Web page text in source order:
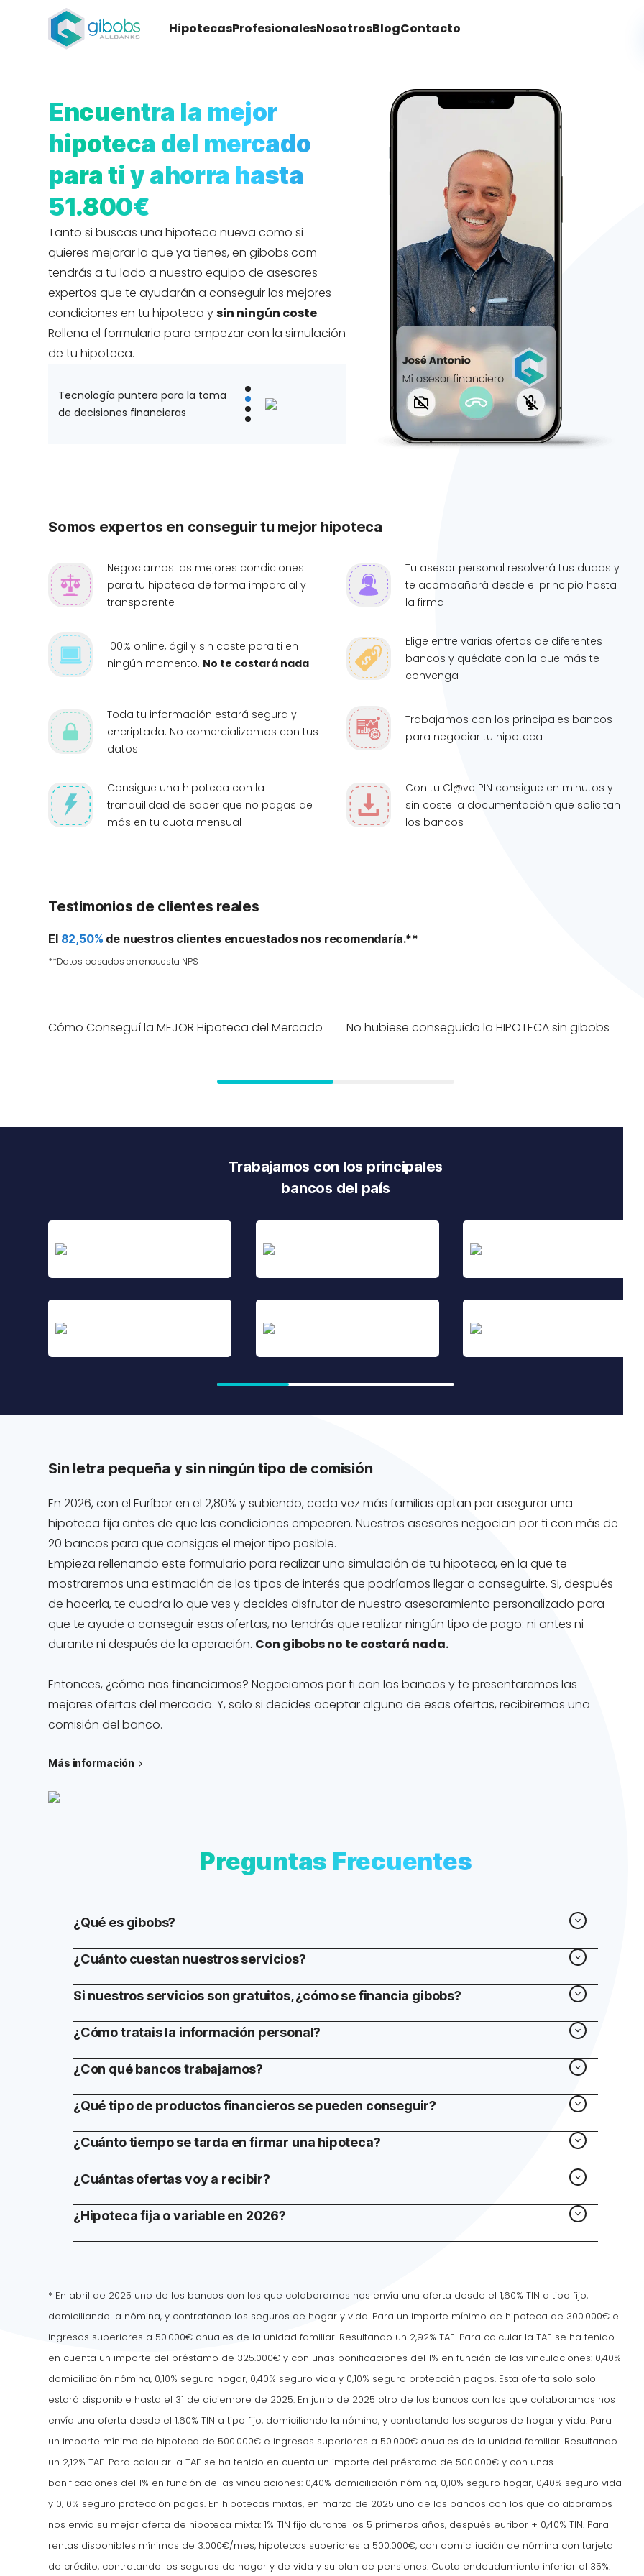
HipotecasProfesionalesNosotrosBlogContacto
Encuentra la mejor
hipoteca del mercado
para ti y ahorra hasta
51.800€
Tanto si buscas una hipoteca nueva como si
quieres mejorar la que ya tienes, en gibobs.com
tendrás a tu lado a nuestro equipo de asesores
expertos que te ayudarán a conseguir las mejores
condiciones en tu hipoteca ysin ningún coste.
Rellena el formulario para empezar con la simulación
de tu hipoteca.
Tecnología puntera para la toma
de decisiones financieras
Somos expertos en conseguir tu mejor hipoteca
Negociamos las mejores condiciones
para tu hipoteca de forma imparcial y
transparente
Tu asesor personal resolverá tus dudas y
te acompañará desde el principio hasta
la firma
100% online, ágil y sin coste para ti en
ningún momento. No te costará nada
Elige entre varias ofertas de diferentes
bancos y quédate con la que más te
convenga
Toda tu información estará segura y
encriptada. No comercializamos con tus
datos
Trabajamos con los principales bancos
para negociar tu hipoteca
Consigue una hipoteca con la
tranquilidad de saber que no pagas de
más en tu cuota mensual
Con tu Cl@ve PIN consigue en minutos y
sin coste la documentación que solicitan
los bancos
Testimonios de clientes reales
El 82,50% de nuestros clientes encuestados nos recomendaría.**
**Datos basados en encuesta NPS
Cómo Conseguí la MEJOR Hipoteca del Mercado No hubiese conseguido la HIPOTECA sin gibobs
Trabajamos con los principales
bancos del país
Sin letra pequeña y sin ningún tipo de comisión
En 2026, con el Euríbor en el 2,80% y subiendo, cada vez más familias optan por asegurar una
hipoteca fija antes de que las condiciones empeoren. Nuestros asesores negocian por ti con más de
20 bancos para que consigas el mejor tipo posible.
Empieza rellenando este formulario para realizar una simulación de tu hipoteca, en la que te
mostraremos una estimación de los tipos de interés que podríamos llegar a conseguirte. Si, después
de hacerla, te cuadra lo que ves y decides disfrutar de nuestro asesoramiento personalizado para
que te ayude a conseguir esas ofertas, no tendrás que realizar ningún tipo de pago: ni antes ni
durante ni después de la operación. Con gibobs no te costará nada.
Entonces, ¿cómo nos financiamos? Negociamos por ti con los bancos y te presentaremos las
mejores ofertas del mercado. Y, solo si decides aceptar alguna de esas ofertas, recibiremos una
comisión del banco.
Más información
Preguntas Frecuentes
¿Qué es gibobs?
¿Cuánto cuestan nuestros servicios?
Si nuestros servicios son gratuitos, ¿cómo se financia gibobs?
¿Cómo tratais la información personal?
¿Con qué bancos trabajamos?
¿Qué tipo de productos financieros se pueden conseguir?
¿Cuánto tiempo se tarda en firmar una hipoteca?
¿Cuántas ofertas voy a recibir?
¿Hipoteca fija o variable en 2026?
* En abril de 2025 uno de los bancos con los que colaboramos nos envía una oferta desde el 1,60% TIN a tipo fijo,
domiciliando la nómina, y contratando los seguros de hogar y vida. Para un importe mínimo de hipoteca de 300.000€ e
ingresos superiores a 50.000€ anuales de la unidad familiar. Resultando un 2,92% TAE. Para calcular la TAE se ha tenido
en cuenta un importe del préstamo de 325.000€ y con unas bonificaciones del 1% en función de las vinculaciones: 0,40%
domiciliación nómina, 0,10% seguro hogar, 0,40% seguro vida y 0,10% seguro protección pagos. Esta oferta solo solo
estará disponible hasta el 31 de diciembre de 2025. En junio de 2025 otro de los bancos con los que colaboramos nos
envía una oferta desde el 1,60% TIN a tipo fijo, domiciliando la nómina, y contratando los seguros de hogar y vida. Para
un importe mínimo de hipoteca de 500.000€ e ingresos superiores a 50.000€ anuales de la unidad familiar. Resultando
un 2,12% TAE. Para calcular la TAE se ha tenido en cuenta un importe del préstamo de 500.000€ y con unas
bonificaciones del 1% en función de las vinculaciones: 0,40% domiciliación nómina, 0,10% seguro hogar, 0,40% seguro vida
y 0,10% seguro protección pagos. En hipotecas mixtas, en marzo de 2025 uno de los bancos con los que colaboramos
nos envía su mejor oferta de hipoteca mixta: 1% TIN fijo durante los 5 primeros años, después euríbor + 0,40% TIN. Para
rentas disponibles mínimas de 3.000€/mes, hipotecas superiores a 500.000€, con domiciliación de nómina con tarjeta
de crédito, contratando los seguros de hogar y de vida y su plan de pensiones. Cuota endeudamiento inferior al 35%.